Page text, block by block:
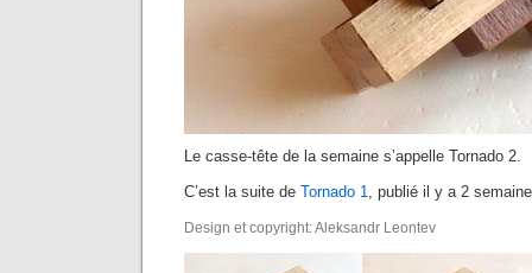
Le casse-tête de la semaine s’appelle Tornado 2.
C’est la suite de Tornado 1, publié il y a 2
Design et copyright: Aleksandr Leontev